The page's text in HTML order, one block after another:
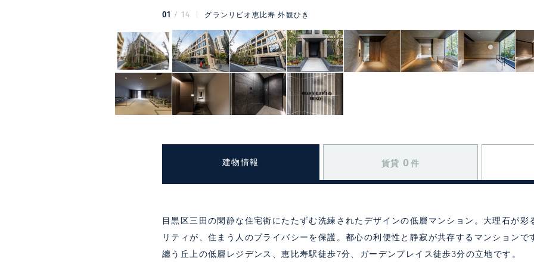
01 14 グランリビオ恵比寿 外観ひき
建物情報 賃貸 0 件
目黒区三田の閑静な住宅街にたたずむ洗練されたデザインの低層マンション。大理石が彩
リティが、住まう人のプライバシーを保護。都心の利便性と静寂が共存するマンションで
纏う丘上の低層レジデンス、恵比寿駅徒歩7分、ガーデンプレイス徒歩3分の立地です。